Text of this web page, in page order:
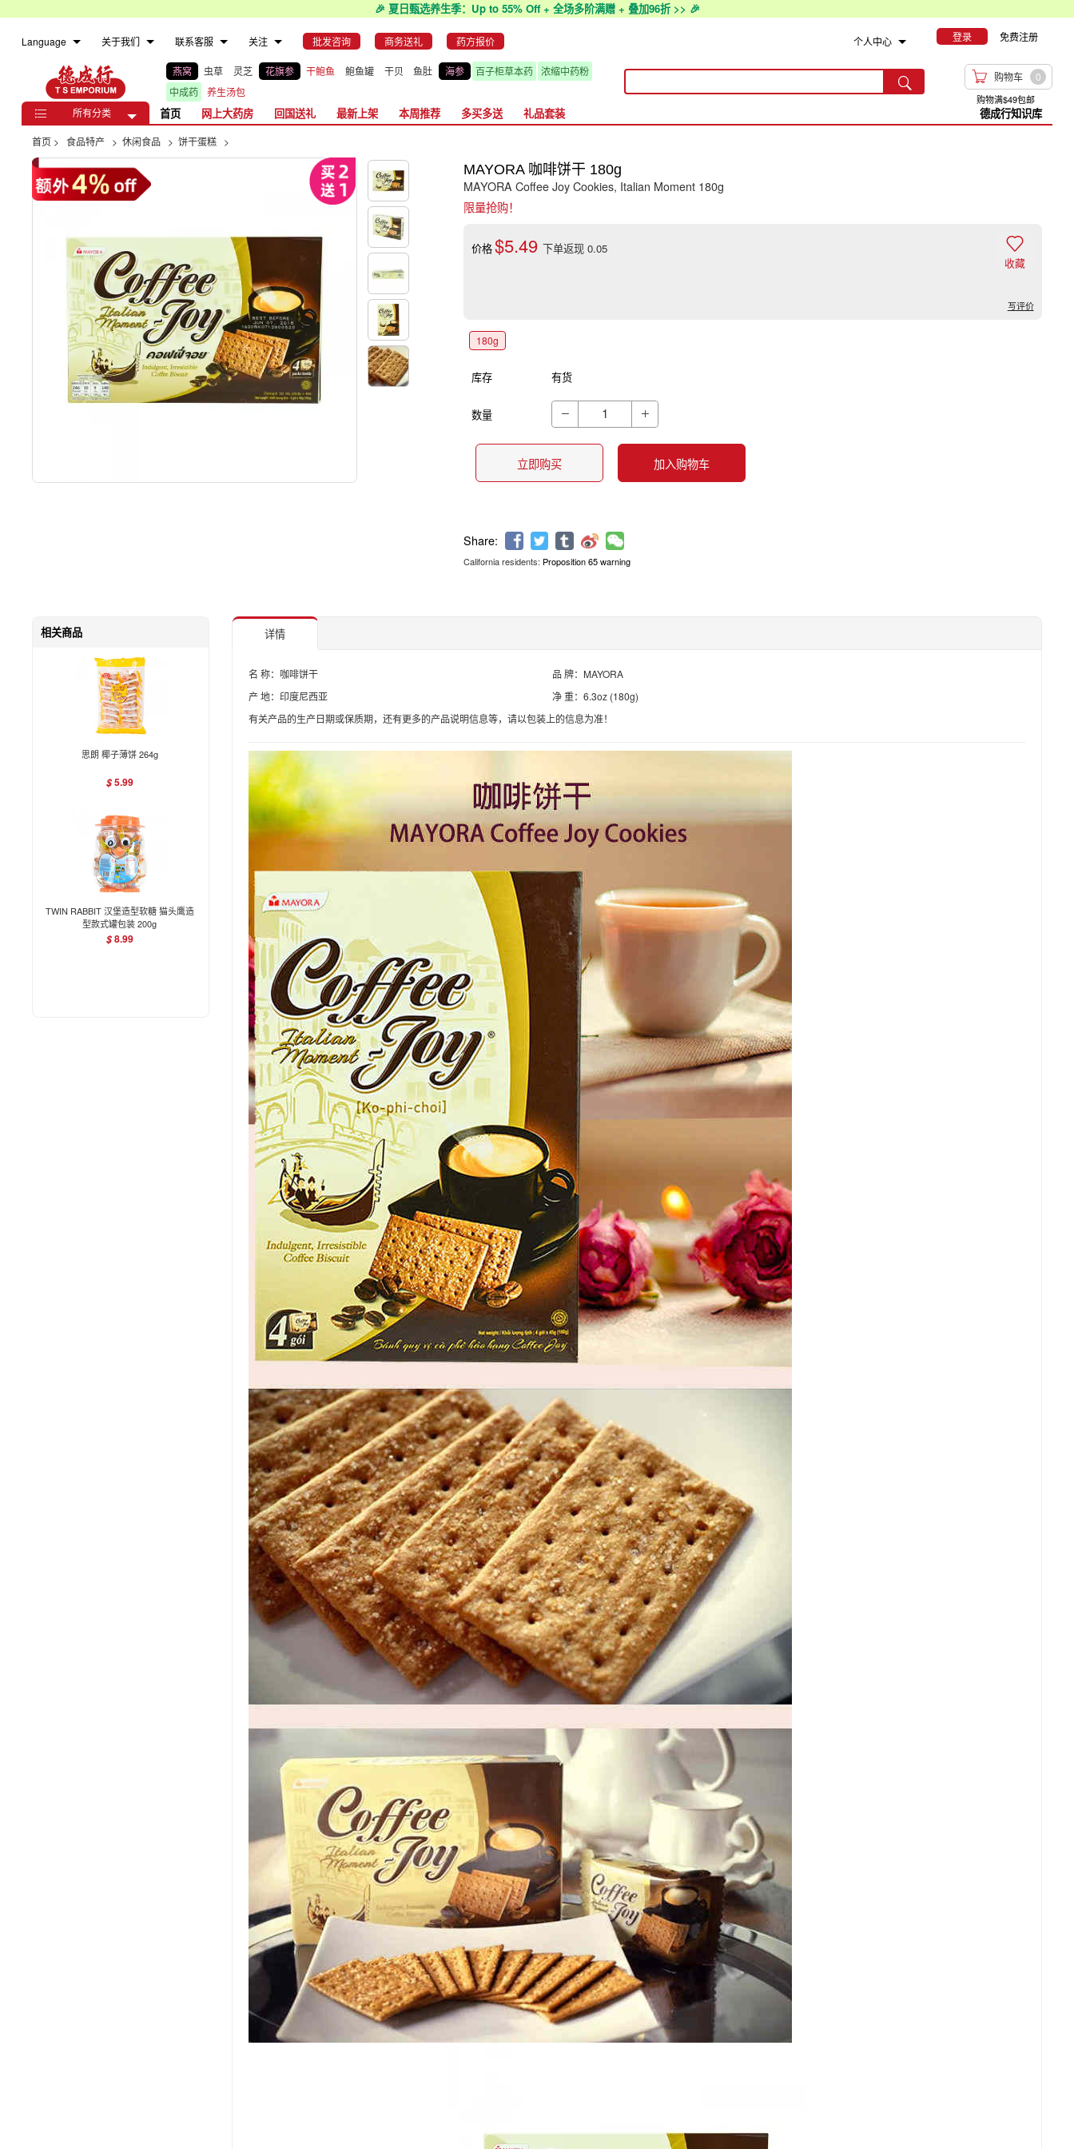
🎉 夏日甄选养生季：Up to 55% Off + 全场多阶满赠 + 叠加96折 >> 🎉
Language 关于我们 联系客服 关注 批发咨询 商务送礼 药方报价 个人中心 登录 免费注册
燕窝 虫草 灵芝 花旗参 干鲍鱼 鲍鱼罐 干贝 鱼肚 海参 百子柜草本药
浓缩中药粉
中成药
养生汤包   购物车 0
购物满$49包邮

所有分类 首页 网上大药房 回国送礼 最新上架 本周推荐 多买多送 礼品套装 德成行知识库
首页 > 食品特产 > 休闲食品 > 饼干蛋糕 >
MAYORA 咖啡饼干 180g
MAYORA Coffee Joy Cookies, Italian Moment 180g
限量抢购！
价格$5.49下单返现 0.05
写评价

收藏
180g
库存 有货
数量  
立即购买 加入购物车
California residents: Proposition 65 warning
相关商品
思朗 椰子薄饼 264g
$5.99
TWIN RABBIT 汉堡造型软糖 猫头鹰造
型款式罐包装 200g
$8.99
详情
名 称：咖啡饼干
品 牌：MAYORA
产 地：印度尼西亚
净 重：6.3oz (180g)
有关产品的生产日期或保质期，还有更多的产品说明信息等，请以包装上的信息为准！